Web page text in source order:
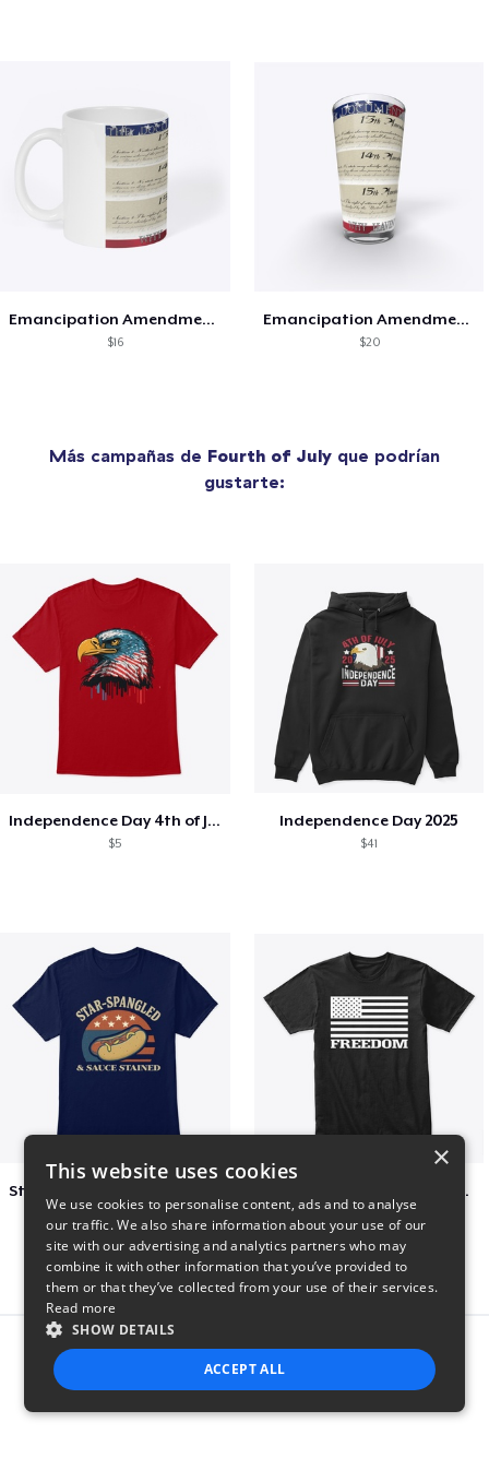
Emancipation Amendment Series
$16
Emancipation Amendment Series
$20
Más campañas de Fourth of July que podrían
gustarte:
Independence Day 4th of July T-Shirt
$5
Independence Day 2025
$41
$5
FREEDOM FLAG TSHIRT BLACK
$26
Report this product
×
This website uses cookies
We use cookies to personalise content, ads and to analyse
our traffic. We also share information about your use of our
site with our advertising and analytics partners who may
combine it with other information that you’ve provided to
them or that they’ve collected from your use of their services.
Read more
SHOW DETAILS
ACCEPT ALL
STRICTLY NECESSARY PERFORMANCE